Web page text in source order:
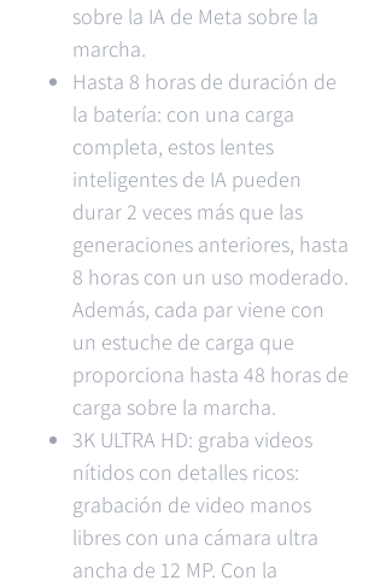
sobre la IA de Meta sobre la
marcha.
Hasta 8 horas de duración de
la batería: con una carga
completa, estos lentes
inteligentes de IA pueden
durar 2 veces más que las
generaciones anteriores, hasta
8 horas con un uso moderado.
Además, cada par viene con
un estuche de carga que
proporciona hasta 48 horas de
carga sobre la marcha.
3K ULTRA HD: graba videos
nítidos con detalles ricos:
grabación de video manos
libres con una cámara ultra
ancha de 12 MP. Con la